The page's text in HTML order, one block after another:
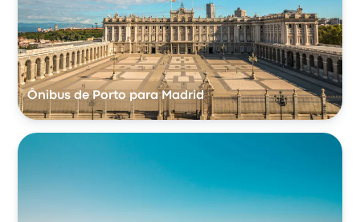
Ônibus de Porto para Madrid